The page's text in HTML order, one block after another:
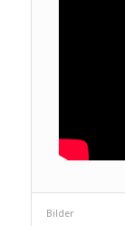
Bilder